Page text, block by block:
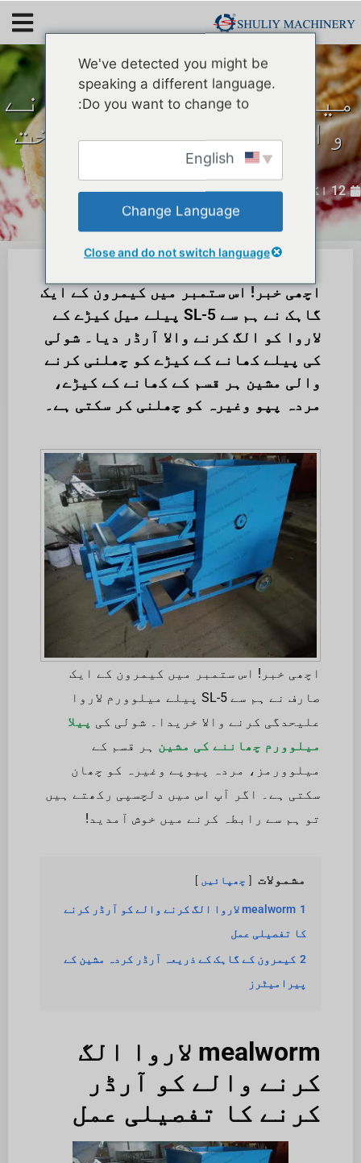
میلورم لاروا الگ کرنے
والا کیمرون کو فروخت
کیا گیا۔
12 اکتوبر 2022
اچھی خبر! اس ستمبر میں کیمرون کے ایک
گاہک نے ہم سے SL-5 پیلے میل کیڑے کے
لاروا کو الگ کرنے والا آرڈر دیا۔ شولی
کی پیلے کھانے کے کیڑے کو چھلنی کرنے
والی مشین ہر قسم کے کھانے کے کیڑے،
مردہ پپو وغیرہ کو چھلنی کر سکتی ہے۔
اچھی خبر! اس ستمبر میں کیمرون کے ایک
صارف نے ہم سے SL-5 پیلے میلوورم لاروا
علیحدگی کرنے والا خریدا۔ شولی کی پیلا
میلوورم چھاننے کی مشین ہر قسم کے
میلوورمز، مردہ پیوپے وغیرہ کو چھان
سکتی ہے۔ اگر آپ اس میں دلچسپی رکھتے ہیں
تو ہم سے رابطہ کرنے میں خوش آمدید!
مشمولات چھپائیں
1
mealworm لاروا الگ کرنے والے کو آرڈر کرنے
کا تفصیلی عمل
2 کیمرون کے گاہک کے ذریعہ آرڈر کردہ مشین کے
پیرامیٹرز
mealworm لاروا الگ
کرنے والے کو آرڈر
کرنے کا تفصیلی عمل
We've detected you might be
speaking a different language.
Do you want to change to:
Change Language
Close and do not switch language